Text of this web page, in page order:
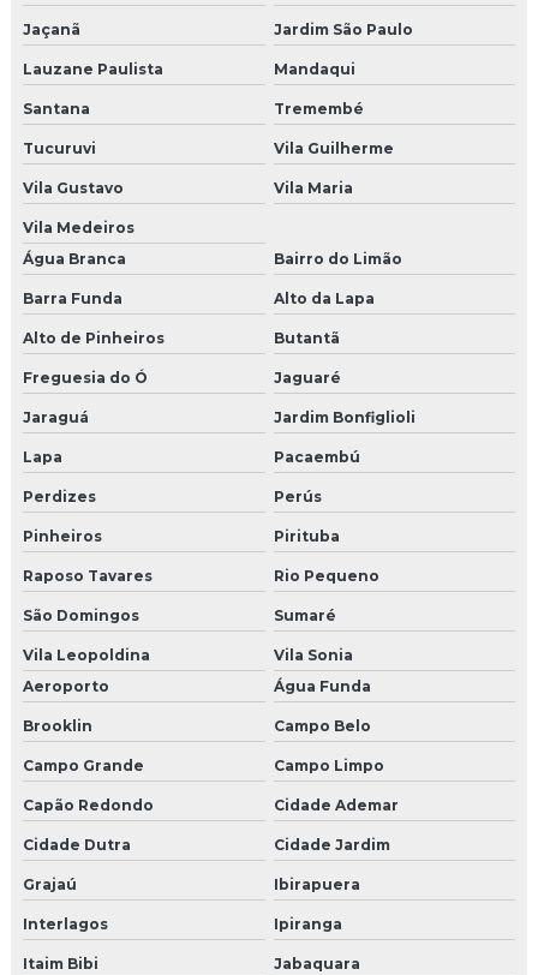
Soluções para ponto de venda
Cenografia para congressos sp
Brindes para o dia das mães preço
Brinde de natal para eventos
Cenografia para evento infantil
Cenografia dia das mães shoppings
Empresa de decoração de natal
Empresas de brindes em sp
Pet park preco
Empresa de decoração de natal sp
Agencia produtora de shows
Empresas de eventos congresso
Empresa de shows
Empresas de eventos corporativos
Empresas de eventos corporativos sp
Cenografia para eventos corporativos sp
Cenografia para eventos são paulo
Jaçanã Jardim São Paulo
Lauzane Paulista Mandaqui
Santana Tremembé
Tucuruvi Vila Guilherme
Vila Gustavo Vila Maria
Vila Medeiros
Água Branca
Bairro do Limão
Barra Funda Alto da Lapa
Alto de Pinheiros Butantã
Freguesia do Ó Jaguaré
Jaraguá Jardim Bonfiglioli
Lapa Pacaembú
Perdizes Perús
Pinheiros Pirituba
Raposo Tavares Rio Pequeno
São Domingos Sumaré
Vila Leopoldina
Vila Sonia
Aeroporto
Água Funda
Brooklin Campo Belo
Campo Grande Campo Limpo
Capão Redondo Cidade Ademar
Cidade Dutra Cidade Jardim
Grajaú Ibirapuera
Interlagos Ipiranga
Itaim Bibi Jabaquara